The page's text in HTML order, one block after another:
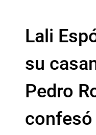
Lali
su
Pedro
confesó